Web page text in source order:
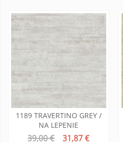
1189 TRAVERTINO GREY /
NA LEPENIE
39,00 € 31,87 €